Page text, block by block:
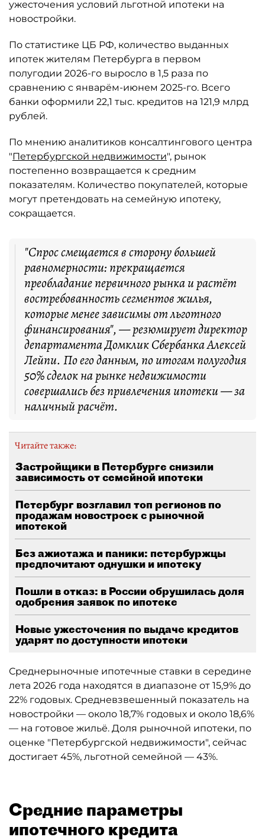
ужесточения условий льготной ипотеки на
новостройки.
По статистике ЦБ РФ, количество выданных
ипотек жителям Петербурга в первом
полугодии 2026-го выросло в 1,5 раза по
сравнению с январём-июнем 2025-го. Всего
банки оформили 22,1 тыс. кредитов на 121,9 млрд
рублей.
По мнению аналитиков консалтингового центра
"Петербургской недвижимости", рынок
постепенно возвращается к средним
показателям. Количество покупателей, которые
могут претендовать на семейную ипотеку,
сокращается.
"Спрос смещается в сторону большей
равномерности: прекращается
преобладание первичного рынка и растёт
востребованность сегментов жилья,
которые менее зависимы от льготного
финансирования", — резюмирует директор
департамента Домклик Сбербанка Алексей
Лейпи. По его данным, по итогам полугодия
50% сделок на рынке недвижимости
совершались без привлечения ипотеки — за
наличный расчёт.
Читайте также:
Застройщики в Петербурге снизили
зависимость от семейной ипотеки
Петербург возглавил топ регионов по
продажам новостроек с рыночной
ипотекой
Без ажиотажа и паники: петербуржцы
предпочитают однушки и ипотеку
Пошли в отказ: в России обрушилась доля
одобрения заявок по ипотеке
Новые ужесточения по выдаче кредитов
ударят по доступности ипотеки
Среднерыночные ипотечные ставки в середине
лета 2026 года находятся в диапазоне от 15,9% до
22% годовых. Средневзвешенный показатель на
новостройки — около 18,7% годовых и около 18,6%
— на готовое жильё. Доля рыночной ипотеки, по
оценке "Петербургской недвижимости", сейчас
достигает 45%, льготной семейной — 43%.
Средние параметры
ипотечного кредита